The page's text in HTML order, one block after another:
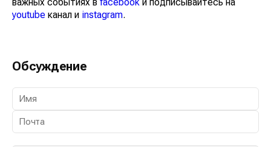
youtube канал и instagram.
Обсуждение